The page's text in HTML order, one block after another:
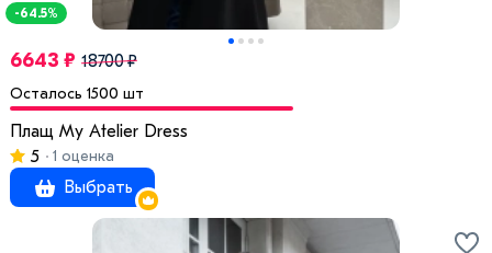
-64.5%
6643 ₽ 18700 ₽
Осталось 1500 шт
Плащ My Atelier Dress
5
1 оценка
Выбрать